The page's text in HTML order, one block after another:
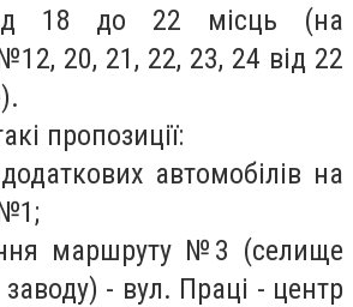
18 до 22 місць (на
20, 21, 22, 23, 24 від 22
пропозиції:
автомобілів на
маршруту №3 (селище
- вул. Праці - центр